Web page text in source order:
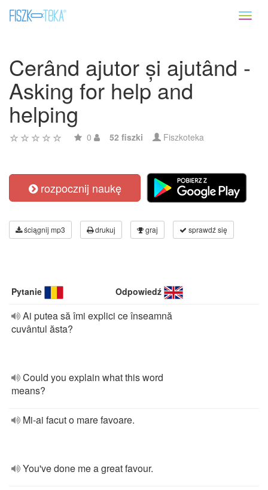
Cerând ajutor și ajutând -
Asking for help and
helping
0 52 fiszki Fiszkoteka
rozpocznij naukę
ściągnij mp3 drukuj graj sprawdź się
Pytanie Odpowiedź
Ai putea să îmi explici ce înseamnă
cuvântul ăsta?
Could you explain what this word
means?
Mi-ai facut o mare favoare.
You've done me a great favour.